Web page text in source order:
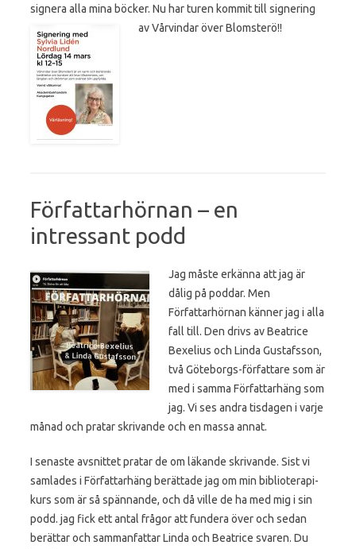
signera alla mina böcker. Nu har turen kommit till signering
av Vårvindar över Blomsterö!!
Författarhörnan – en
intressant podd
Jag måste erkänna att jag är
dålig på poddar. Men
Författarhörnan känner jag i alla
fall till. Den drivs av Beatrice
Bexelius och Linda Gustafsson,
två Göteborgs-författare som är
med i samma Författarhäng som
jag. Vi ses andra tisdagen i varje
månad och pratar skrivande och en massa annat.
I senaste avsnittet pratar de om läkande skrivande. Sist vi
samlades i Författarhäng berättade jag om min biblioterapi-
kurs som är så spännande, och då ville de ha med mig i sin
podd. jag fick ett antal frågor att fundera över och sedan
berättar och sammanfattar Linda och Beatrice svaren. Du